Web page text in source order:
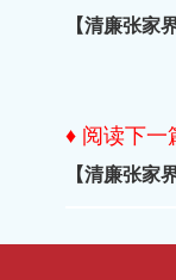
【清廉张家
♦ 阅读下一
【清廉张家